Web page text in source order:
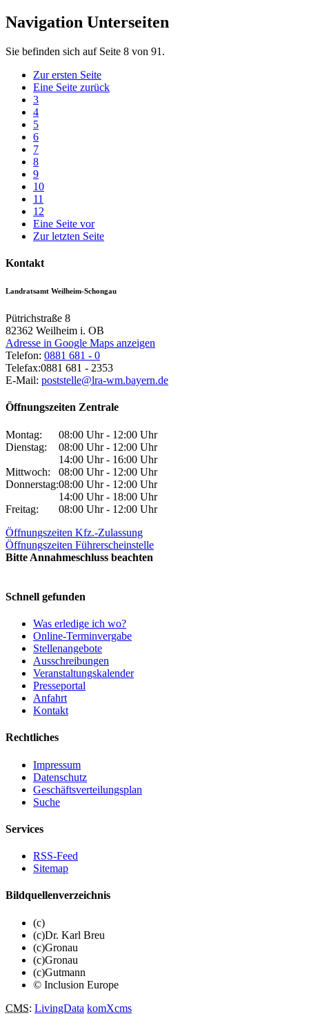
Navigation Unterseiten
Sie befinden sich auf Seite 8 von 91.
Zur ersten Seite
Eine Seite zurück
3
4
5
6
7
8
9
10
11
12
Eine Seite vor
Zur letzten Seite
Kontakt
Landratsamt Weilheim-Schongau
Pütrichstraße 8
82362 Weilheim i. OB
Adresse in Google Maps anzeigen
Telefon: 0881 681 - 0
Telefax:0881 681 - 2353
E-Mail: poststelle@lra-wm.bayern.de
Öffnungszeiten Zentrale
Montag:
08:00 Uhr - 12:00 Uhr
Dienstag:
08:00 Uhr - 12:00 Uhr
14:00 Uhr - 16:00 Uhr
Mittwoch:
08:00 Uhr - 12:00 Uhr
Donnerstag:08:00 Uhr - 12:00 Uhr
14:00 Uhr - 18:00 Uhr
Freitag:
08:00 Uhr - 12:00 Uhr
Öffnungszeiten Kfz.-Zulassung
Öffnungszeiten Führerscheinstelle
Bitte Annahmeschluss beachten
Schnell gefunden
Was erledige ich wo?
Online-Terminvergabe
Stellenangebote
Ausschreibungen
Veranstaltungskalender
Presseportal
Anfahrt
Kontakt
Rechtliches
Impressum
Datenschutz
Geschäftsverteilungsplan
Suche
Services
RSS-Feed
Sitemap
Bildquellenverzeichnis
(c)
(c)Dr. Karl Breu
(c)Gronau
(c)Gronau
(c)Gutmann
© Inclusion Europe
CMS: LivingData komXcms